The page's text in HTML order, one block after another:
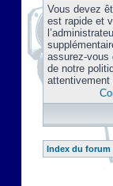
Vous devez
est rapide et
assurez-vous
de notre
attentivement
Index du forum